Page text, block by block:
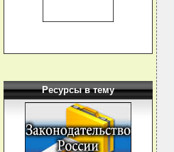
Ресурсы в тему